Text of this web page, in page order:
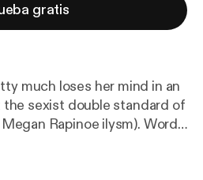
gratis
much loses her mind in an
sexist double standard of
Rapinoe ilysm). Words
discusses domestic violence